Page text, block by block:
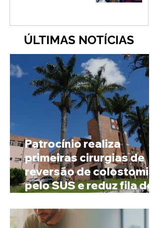
ÚLTIMAS NOTÍCIAS
Patrocínio realiza
primeiras cirurgias de
reversão de colostomia
pelo SUS e reduz fila de